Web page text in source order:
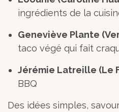
ingrédients de la
Geneviève Plante
taco végé qui fait
Jérémie Latreille (Le
BBQ
Des idées simples,